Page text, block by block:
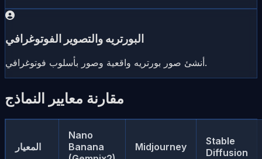
البورتريه والتصوير الفوتوغرافي
أنشئ صور بورتريه واقعية وصور بأسلوب فوتوغرافي.
مقارنة معايير النماذج
المعيار
Nano
Banana
Midjourney
Stable
Diffusion